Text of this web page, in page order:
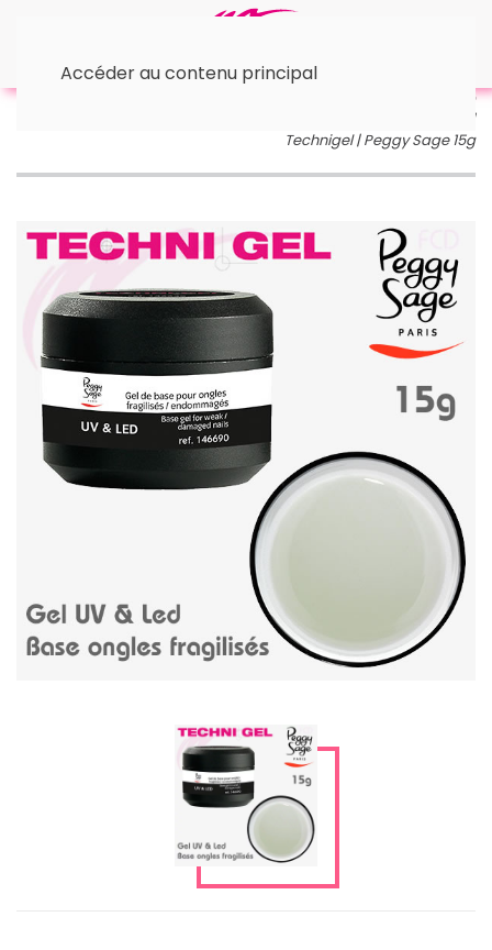
Accéder au contenu principal
Technigel | Peggy Sage 15g